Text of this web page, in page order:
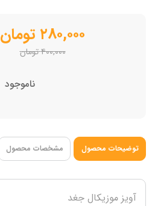
۲۸۰,۰۰۰ تومان
۴۰۰,۰۰۰تومان
ناموجود
توضیحات محصول مشخصات محصول
آویز موزیکال جغد